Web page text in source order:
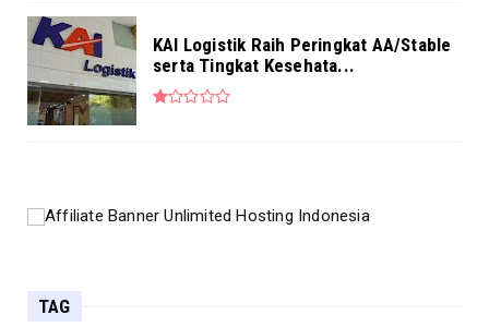
KAI Logistik Raih Peringkat AA/Stable
serta Tingkat Kesehata...
TAG